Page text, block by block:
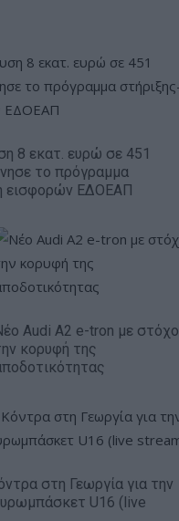
8 εκατ. ευρώ σε 451
το πρόγραμμα
εισφορών ΕΔΟΕΑΠ
Audi A2 e-tron με στόχο
κορυφή της
στη Γεωργία για την
U16 (live